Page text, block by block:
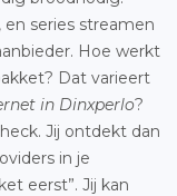
en series streamen
Hoe werkt
Dat varieert
in Dinxperlo?
Jij ontdekt dan
in je
eerst”. Jij kan